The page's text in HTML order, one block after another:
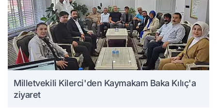
Milletvekili Kilerci'den Kaymakam Baka Kılıç'a
ziyaret